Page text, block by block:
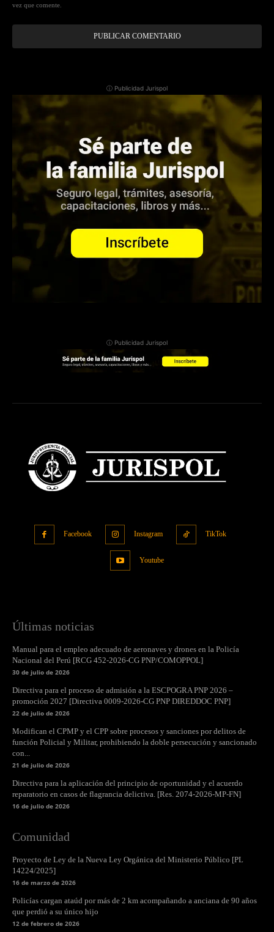
vez que comente.
ⓘ Publicidad Jurispol
ⓘ Publicidad Jurispol
Facebook Instagram TikTok
Youtube
Últimas noticias
Manual para el empleo adecuado de aeronaves y drones en la Policía
Nacional del Perú [RCG 452-2026-CG PNP/COMOPPOL]
30 de julio de 2026
Directiva para el proceso de admisión a la ESCPOGRA PNP 2026 –
promoción 2027 [Directiva 0009-2026-CG PNP DIREDDOC PNP]
22 de julio de 2026
Modifican el CPMP y el CPP sobre procesos y sanciones por delitos de
función Policial y Militar, prohibiendo la doble persecución y sancionado
con...
21 de julio de 2026
Directiva para la aplicación del principio de oportunidad y el acuerdo
reparatorio en casos de flagrancia delictiva. [Res. 2074-2026-MP-FN]
16 de julio de 2026
Comunidad
Proyecto de Ley de la Nueva Ley Orgánica del Ministerio Público [PL
14224/2025]
16 de marzo de 2026
Policías cargan ataúd por más de 2 km acompañando a anciana de 90 años
que perdió a su único hijo
12 de febrero de 2026